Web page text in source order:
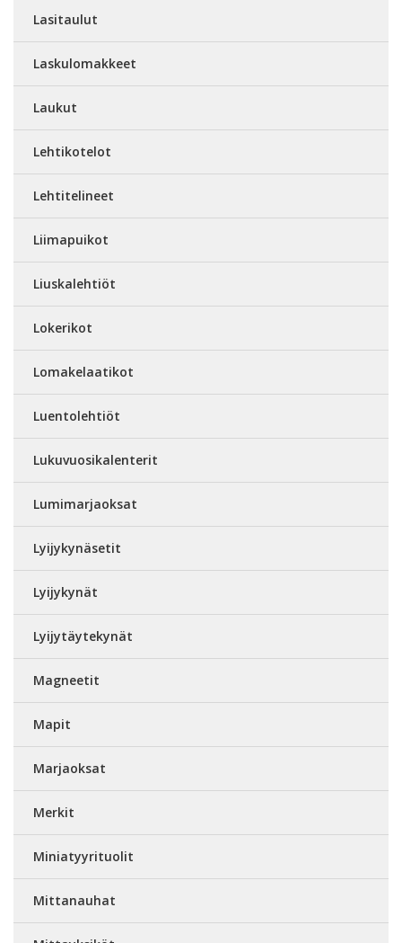
Lasitaulut
Laskulomakkeet
Laukut
Lehtikotelot
Lehtitelineet
Liimapuikot
Liuskalehtiöt
Lokerikot
Lomakelaatikot
Luentolehtiöt
Lukuvuosikalenterit
Lumimarjaoksat
Lyijykynäsetit
Lyijykynät
Lyijytäytekynät
Magneetit
Mapit
Marjaoksat
Merkit
Miniatyyrituolit
Mittanauhat